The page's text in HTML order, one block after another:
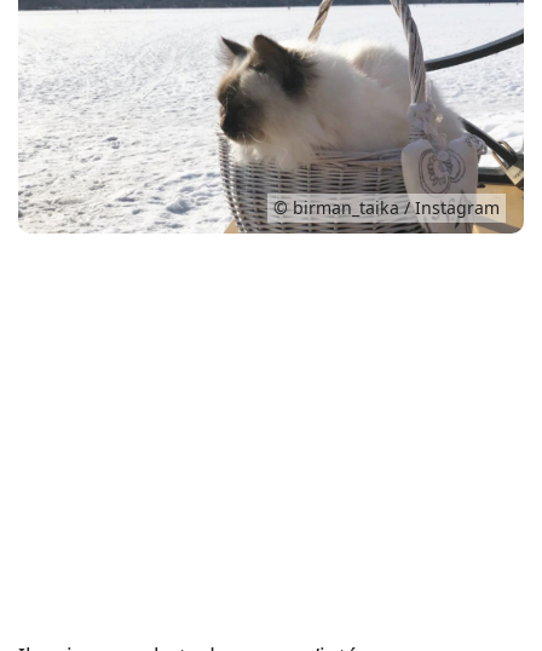
Sauvetages
Conso
© birman_taika / Instagram